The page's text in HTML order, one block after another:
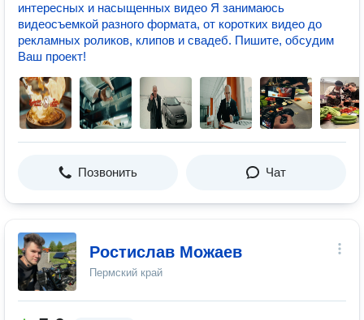
интересных и насыщенных видео Я занимаюсь
видеосъемкой разного формата, от коротких видео до
рекламных роликов, клипов и свадеб. Пишите, обсудим
Ваш проект!
Позвонить Чат
Ростислав Можаев
Пермский край